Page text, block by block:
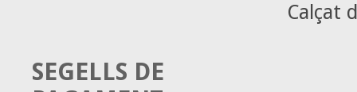
Calçat
SEGELLS DE